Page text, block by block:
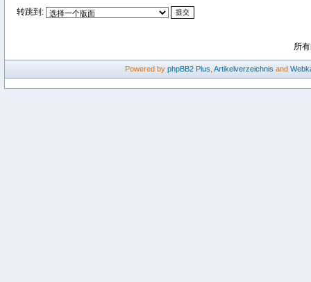
转跳到:
所
Powered by phpBB2 Plus Artikelverzeichnis and